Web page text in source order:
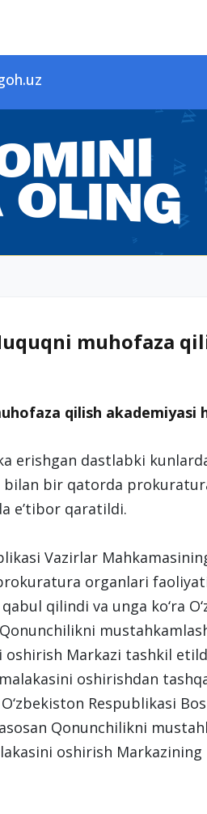
muhofaza
qilish akademiyasi
erishgan dastlabki
bir qatorda
e’tibor qaratildi.
Vazirlar
organlari
qilindi va unga ko‘ra
Markazi tashkil
oshirishdan
Respublikasi
Qonunchilikni
oshirish Markazining